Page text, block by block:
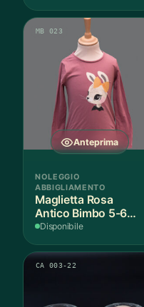
Anteprima
MB 023
NOLEGGIO
ABBIGLIAMENTO
Maglietta Rosa
Antico Bimbo 5-6
Anni Cotone - 1
Disponibile
CA 003-22